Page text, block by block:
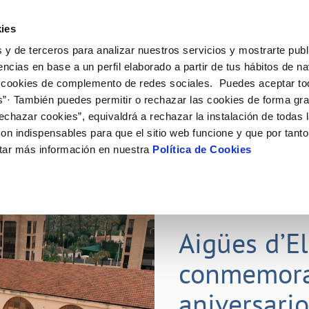
y de terceros para analizar nuestros servicios y mostrarte
en base a un perfil elaborado a partir de tus hábitos de
de complemento de redes sociales. Puedes aceptar
También puedes permitir o rechazar las cookies de forma
cookies”, equivaldrá a rechazar la instalación de todas
indispensables para que el sitio web funcione y que por
más información en nuestra Política de Cookies
de titular
de suministro
MODIFICACIÓN DE DATOS
Actualizar datos bancarios
Actualizar datos de
VER TODAS LAS GESTIONES
Tu Servicio
AL CLIENTE
contacto
y afectaciones
e impresos
COMPROMISO DE SERVICIO
Carta de compromisos
Customer Counsel (Defensa del
Tu Agua
del agua
consumidor
CUIDADOS DEL AGUA
Consejos de ahorro
Depósitos comunitarios
Conócenos
DE GESTIÓN Y CERTIFICADOS
MEDIDAS ANTIFRAUDE
PERFIL DEL CONTRATANTE
Plataforma de contratación del
público
Portal del proveedor
Aigües